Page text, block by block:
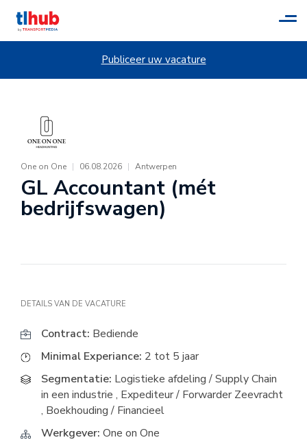
Publiceer uw vacature
One on One | 06.08.2026 | Antwerpen
GL Accountant (mét
bedrijfswagen)
DETAILS VAN DE VACATURE
Contract: Bediende
Minimal Experiance: 2 tot 5 jaar
Segmentatie: Logistieke afdeling / Supply Chain
in een industrie , Expediteur / Forwarder Zeevracht
, Boekhouding / Financieel
Werkgever: One on One